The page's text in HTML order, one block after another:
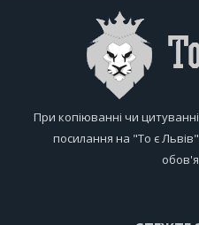
При копіюванні чи
посилання на "То є